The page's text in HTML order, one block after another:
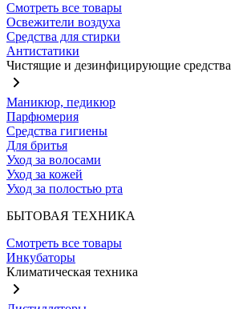
Смотреть все товары
Освежители воздуха
Средства для стирки
Антистатики
Чистящие и дезинфицирующие средства
Маникюр, педикюр
Парфюмерия
Средства гигиены
Для бритья
Уход за волосами
Уход за кожей
Уход за полостью рта
БЫТОВАЯ ТЕХНИКА
Смотреть все товары
Инкубаторы
Климатическая техника